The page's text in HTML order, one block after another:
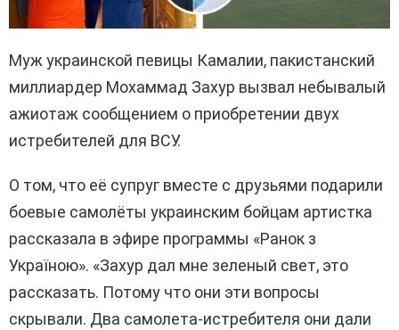
Муж украинской певицы Камалии, пакистанский
миллиардер Мохаммад Захур вызвал небывалый
ажиотаж сообщением о приобретении двух
истребителей для ВСУ.
О том, что её супруг вместе с друзьями подарили
боевые самолёты украинским бойцам артистка
рассказала в эфире программы «Ранок з
Україною». «Захур дал мне зеленый свет, это
рассказать. Потому что они эти вопросы
скрывали. Два самолета-истребителя они дали